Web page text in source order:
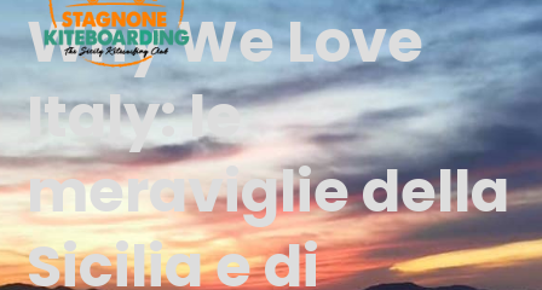
Why We Love
Italy: le
meraviglie della
Sicilia e di